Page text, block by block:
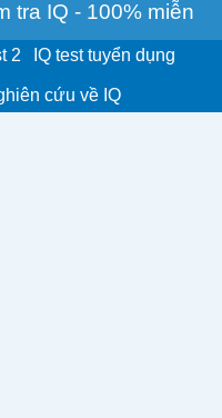
tra IQ - 100% miễn
2
IQ test tuyển dụng
cứu về IQ